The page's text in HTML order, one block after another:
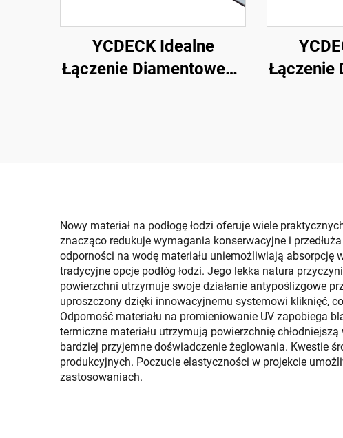
YCDECK Idealne
Łączenie Diamentowego
Naczepie
Łączenie
Nowy materiał na podłogę łodzi oferuje wiele
znacząco redukuje wymagania konserwacyjne i
odporności na wodę materiału uniemożliwiają absorpcję
tradycyjne opcje podłóg łodzi. Jego lekka natura
powierzchni utrzymuje swoje działanie antypoślizgowe
uproszczony dzięki innowacyjnemu systemowi kliknięć,
Odporność materiału na promieniowanie UV zapobiega
termiczne materiału utrzymują powierzchnię
bardziej przyjemne doświadczenie żeglowania. Kwestie
produkcyjnych. Poczucie elastyczności w projekcie
zastosowaniach.